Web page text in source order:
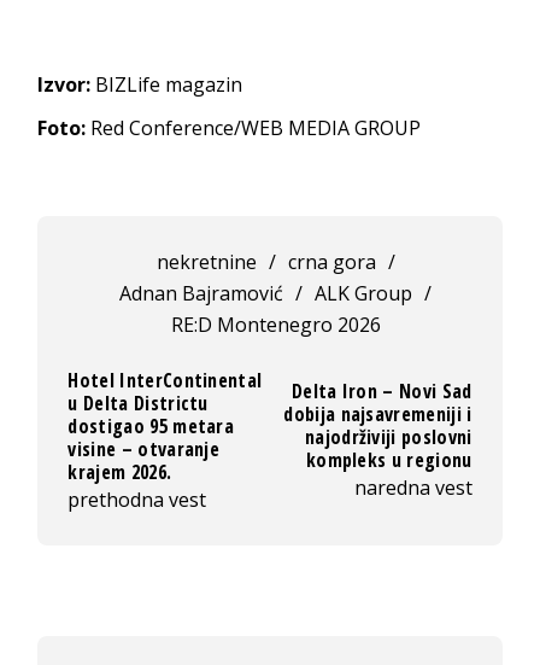
Izvor: BIZLife magazin
Foto: Red Conference/WEB MEDIA GROUP
nekretnine / crna gora /
Adnan Bajramović / ALK Group /
RE:D Montenegro 2026
Hotel InterContinental
u Delta Districtu
dostigao 95 metara
visine – otvaranje
krajem 2026.
prethodna vest
Delta Iron – Novi Sad
dobija najsavremeniji i
najodrživiji poslovni
kompleks u regionu
naredna vest